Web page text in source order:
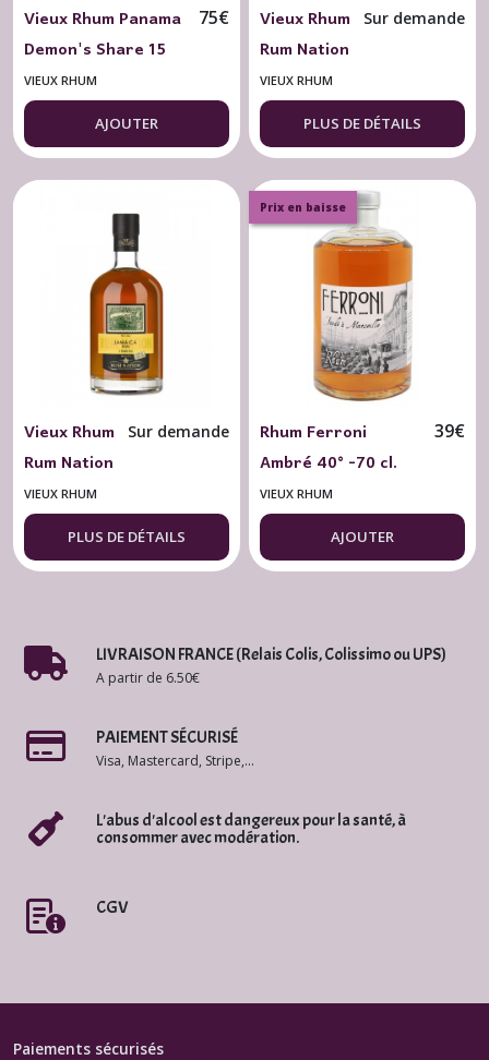
Vieux Rhum Panama
Demon's Share 15
ans 43° - 70 cl.
75€
VIEUX RHUM
AJOUTER
Vieux Rhum
Rum Nation
"Trinidad 5
ans Sherry
Finish" -
46°
Sur demande
VIEUX RHUM
PLUS DE DÉTAILS
Vieux Rhum
Rum Nation
"Jamaïca 5
ans Sherry
Finish" -
Sur demande
VIEUX RHUM
PLUS DE DÉTAILS
Prix en baisse
Rhum Ferroni
Ambré 40° -70 cl.
39€
VIEUX RHUM
AJOUTER
LIVRAISON FRANCE (Relais Colis, Colissimo ou UPS)
A partir de 6.50€
PAIEMENT SÉCURISÉ
Visa, Mastercard, Stripe,...
L'abus d'alcool est dangereux pour la santé, à
consommer avec modération.
CGV
Paiements sécurisés